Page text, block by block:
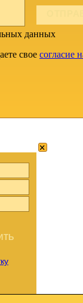
данных
свое согласие
×